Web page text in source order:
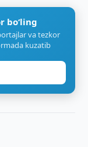
bo‘ling
va tezkor
kuzatib